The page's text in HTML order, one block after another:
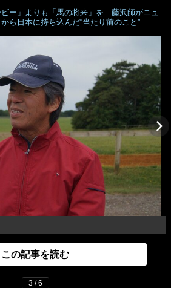
ビー」よりも「馬の将来」を 藤沢師がニュ
ら日本に持ち込んだ“当たり前のこと”
この記事を読む
3 / 6